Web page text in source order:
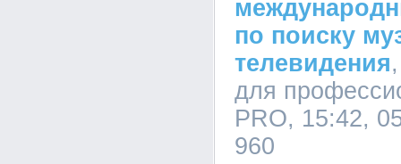
по поиску
телевидения
для
PRO, 15:42,
960